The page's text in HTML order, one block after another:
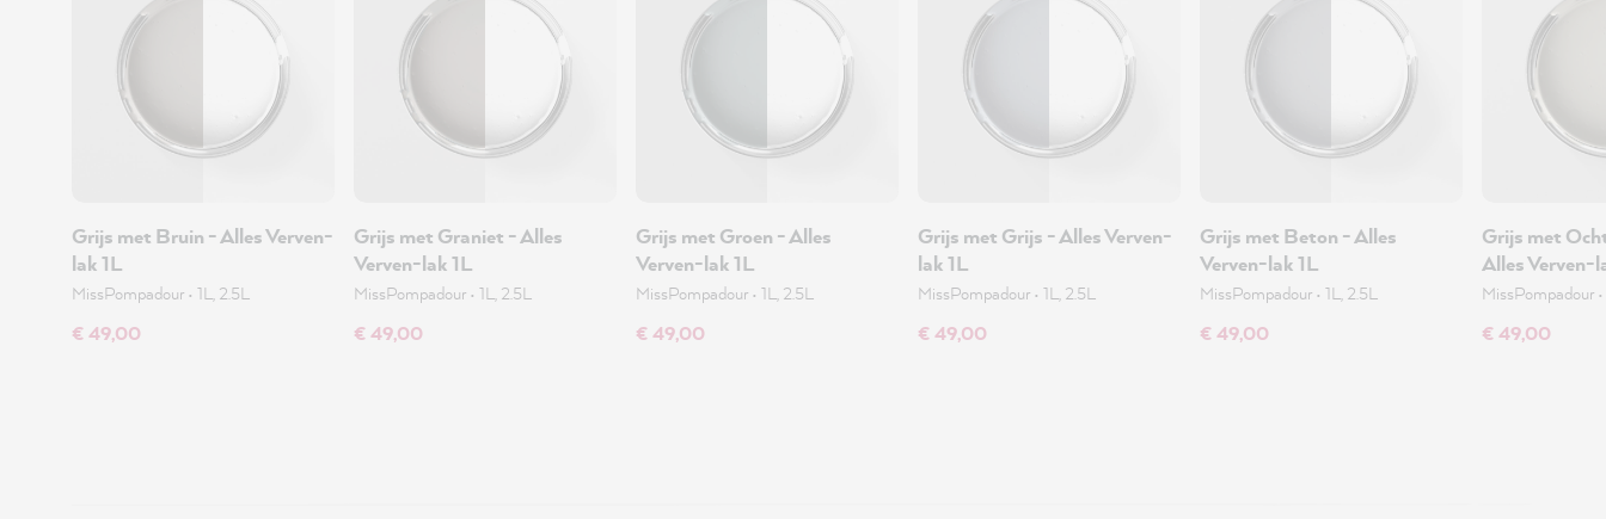
Grijs met Bruin - Alles Verven-
lak 1L
MissPompadour • 1L, 2.5L
€ 49,00
Grijs met Graniet - Alles
Verven-lak 1L
MissPompadour • 1L, 2.5L
€ 49,00
Grijs met Groen - Alles
Verven-lak 1L
MissPompadour • 1L, 2.5L
€ 49,00
Grijs met Grijs - Alles Verven-
lak 1L
MissPompadour • 1L, 2.5L
€ 49,00
Grijs met Beton - Alles
Verven-lak 1L
MissPompadour • 1L, 2.5L
€ 49,00
Grijs met
Alles Verven-
MissPompadour •
€ 49,00